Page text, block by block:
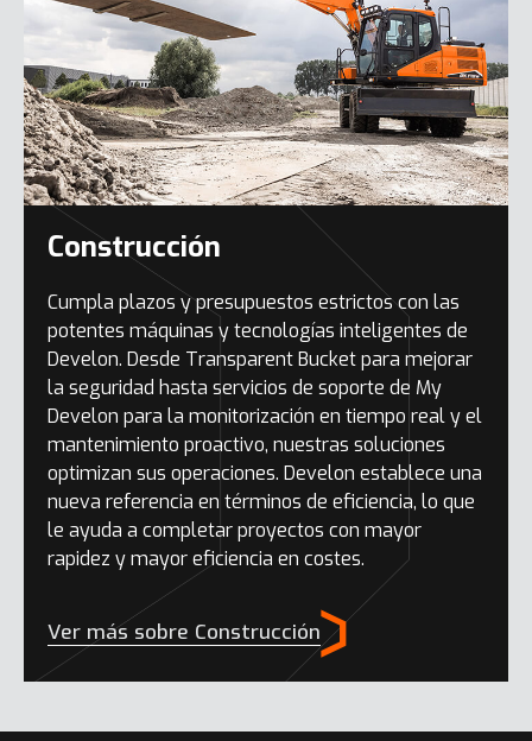
Construcción
Cumpla plazos y presupuestos estrictos con las
potentes máquinas y tecnologías inteligentes de
Develon. Desde Transparent Bucket para mejorar
la seguridad hasta servicios de soporte de My
Develon para la monitorización en tiempo real y el
mantenimiento proactivo, nuestras soluciones
optimizan sus operaciones. Develon establece una
nueva referencia en términos de eficiencia, lo que
le ayuda a completar proyectos con mayor
rapidez y mayor eficiencia en costes.
Ver más sobre Construcción